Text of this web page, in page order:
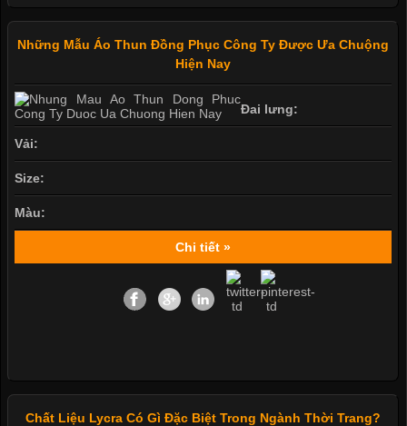
Những Mẫu Áo Thun Đồng Phục Công Ty Được Ưa Chuộng
Hiện Nay
Đai lưng:
Vải:
Size:
Màu:
Chi tiết »
Chất Liệu Lycra Có Gì Đặc Biệt Trong Ngành Thời Trang?